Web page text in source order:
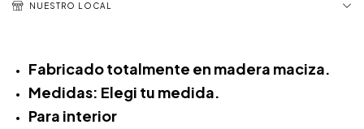
NUESTRO LOCAL
Fabricado totalmente en madera maciza.
Medidas: Elegi tu medida.
Para interior